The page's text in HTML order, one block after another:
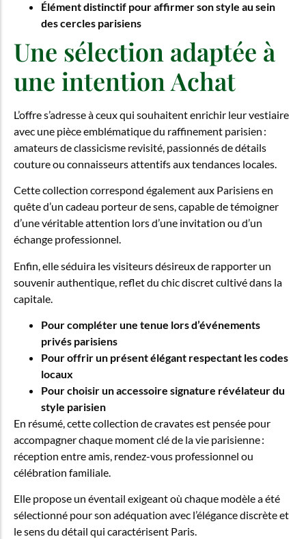
Élément distinctif pour affirmer son style au sein
des cercles parisiens
Une sélection adaptée à
une intention Achat
L’offre s’adresse à ceux qui souhaitent enrichir leur vestiaire
avec une pièce emblématique du raffinement parisien :
amateurs de classicisme revisité, passionnés de détails
couture ou connaisseurs attentifs aux tendances locales.
Cette collection correspond également aux Parisiens en
quête d’un cadeau porteur de sens, capable de témoigner
d’une véritable attention lors d’une invitation ou d’un
échange professionnel.
Enfin, elle séduira les visiteurs désireux de rapporter un
souvenir authentique, reflet du chic discret cultivé dans la
capitale.
Pour compléter une tenue lors d’événements
privés parisiens
Pour offrir un présent élégant respectant les codes
locaux
Pour choisir un accessoire signature révélateur du
style parisien
En résumé, cette collection de cravates est pensée pour
accompagner chaque moment clé de la vie parisienne :
réception entre amis, rendez-vous professionnel ou
célébration familiale.
Elle propose un éventail exigeant où chaque modèle a été
sélectionné pour son adéquation avec l’élégance discrète et
le sens du détail qui caractérisent Paris.